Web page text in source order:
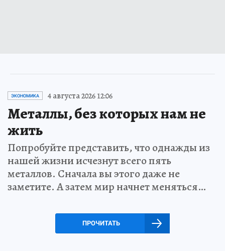
ЭКОНОМИКА 4 августа 2026 12:06
Металлы, без которых нам не
жить
Попробуйте представить, что однажды из
нашей жизни исчезнут всего пять
металлов. Сначала вы этого даже не
заметите. А затем мир начнет меняться…
ПРОЧИТАТЬ